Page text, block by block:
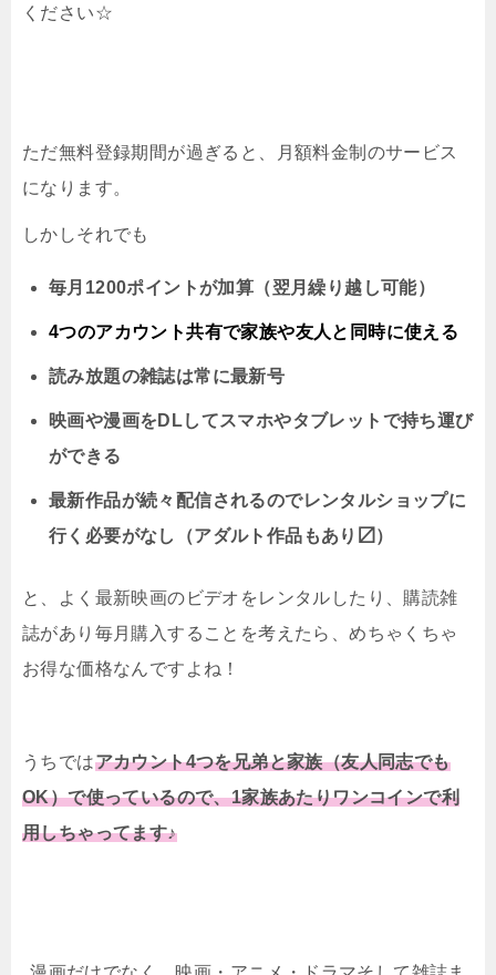
ください☆
ただ無料登録期間が過ぎると、月額料金制のサービス
になります。
しかしそれでも
毎月1200ポイントが加算（翌月繰り越し可能）
4つのアカウント共有で家族や友人と同時に使える
読み放題の雑誌は常に最新号
映画や漫画をDLしてスマホやタブレットで持ち運び
ができる
最新作品が続々配信されるのでレンタルショップに
行く必要がなし（アダルト作品もあり〼）
と、よく最新映画のビデオをレンタルしたり、購読雑
誌があり毎月購入することを考えたら、めちゃくちゃ
お得な価格なんですよね！
うちではアカウント4つを兄弟と家族（友人同志でも
OK）で使っているので、1家族あたりワンコインで利
用しちゃってます♪